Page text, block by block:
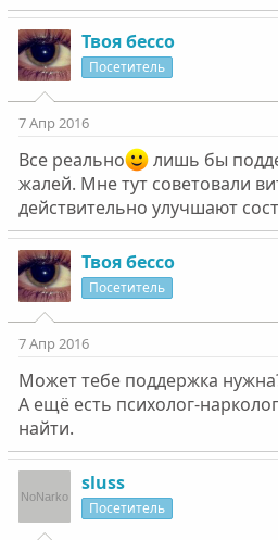
Твоя бессо
Посетитель
7 Апр 2016
Все реально
лишь бы
жалей. Мне тут советовали
действительно улучшают
Твоя бессо
Посетитель
7 Апр 2016
Может тебе поддержка
А ещё есть психолог-
найти.
sluss
Посетитель